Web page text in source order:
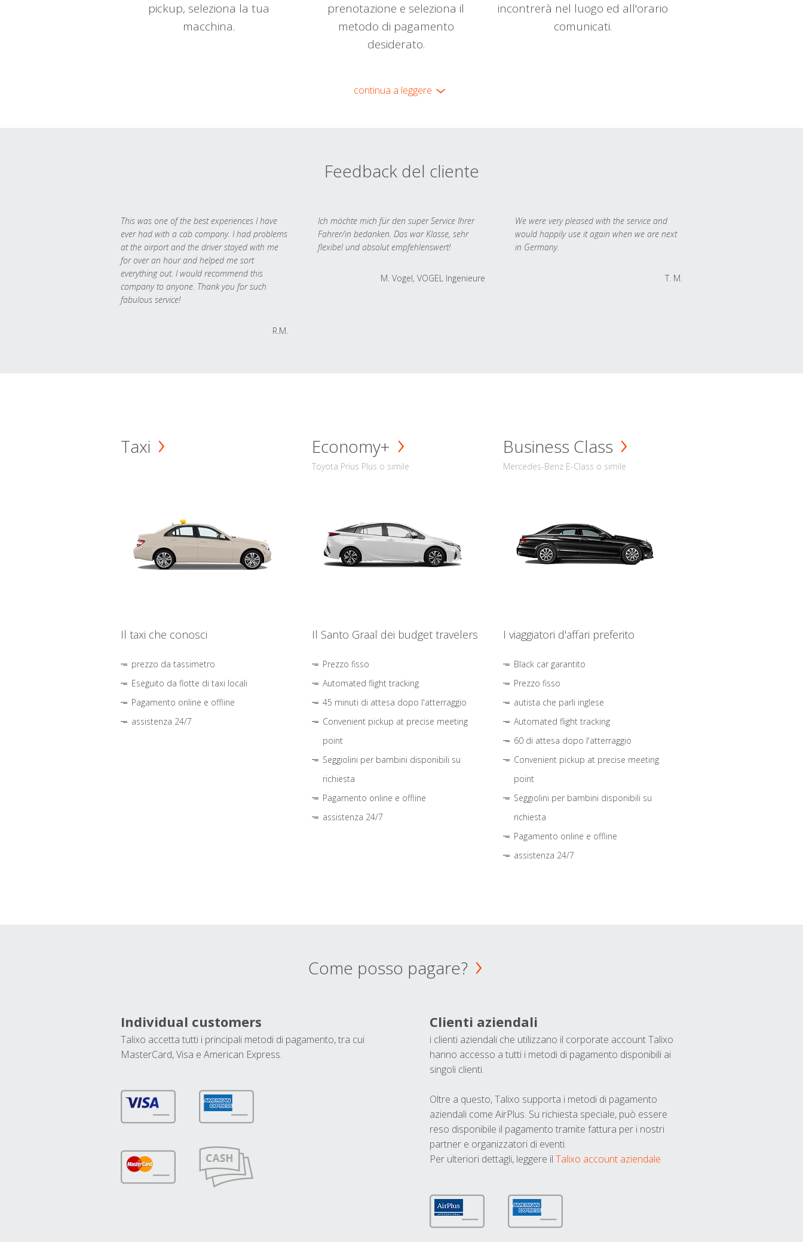
pickup, seleziona la tua
macchina.
prenotazione e seleziona il
metodo di pagamento
desiderato.
incontrerà nel luogo ed all'orario
comunicati.
continua a leggere
Feedback del cliente
This was one of the best experiences I have
ever had with a cab company. I had problems
at the airport and the driver stayed with me
for over an hour and helped me sort
everything out. I would recommend this
company to anyone. Thank you for such
fabulous service!
R.M.
Ich möchte mich für den super Service Ihrer
Fahrer/in bedanken. Das war Klasse, sehr
flexibel und absolut empfehlenswert!
M. Vogel, VOGEL Ingenieure
We were very pleased with the service and
would happily use it again when we are next
in Germany.
T. M.
Taxi
Il taxi che conosci
prezzo da tassimetro
Eseguito da flotte di taxi locali
Pagamento online e offline
assistenza 24/7
Economy+
Toyota Prius Plus o simile
Il Santo Graal dei budget travelers
Prezzo fisso
Automated flight tracking
45 minuti di attesa dopo l'atterraggio
Convenient pickup at precise meeting
point
Seggiolini per bambini disponibili su
richiesta
Pagamento online e offline
assistenza 24/7
Business Class
Mercedes-Benz E-Class o simile
I viaggiatori d'affari preferito
Black car garantito
Prezzo fisso
autista che parli inglese
Automated flight tracking
60 di attesa dopo l'atterraggio
Convenient pickup at precise meeting
point
Seggiolini per bambini disponibili su
richiesta
Pagamento online e offline
assistenza 24/7
Come posso pagare?
Individual customers
Talixo accetta tutti i principali metodi di pagamento, tra cui
MasterCard, Visa e American Express.
Clienti aziendali
i clienti aziendali che utilizzano il corporate account Talixo
hanno accesso a tutti i metodi di pagamento disponibili ai
singoli clienti.
Oltre a questo, Talixo supporta i metodi di pagamento
aziendali come AirPlus. Su richiesta speciale, può essere
reso disponibile il pagamento tramite fattura per i nostri
partner e organizzatori di eventi.
Per ulteriori dettagli, leggere il Talixo account aziendale